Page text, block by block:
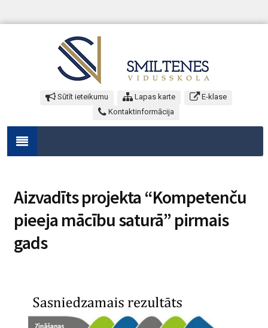
Sūtīt ieteikumu Lapas karte
E-klase
Kontaktinformācija
Aizvadīts projekta “Kompetenču
pieeja mācību saturā” pirmais
gads